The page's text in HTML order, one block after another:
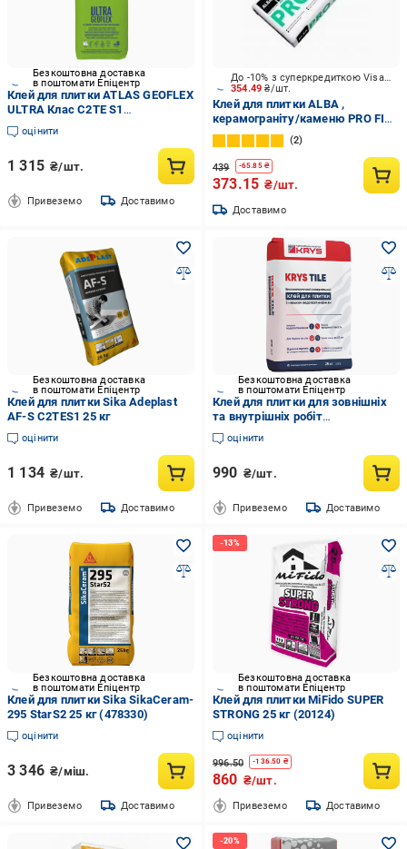
Безкоштовна доставка
в поштомати Епіцентр
Клей для плитки ATLAS GEOFLEX
ULTRA Клас C2TE S1
високоеластичний/
деформівний/гелевий 2-15 мм
оцінити
1 315 ₴/шт.
Привеземо Доставимо
354.49₴/шт.
До -10% з суперкредиткою Visa Вигода
Клей для плитки ALBA ,
керамограніту/каменю PRO FIX
25 кг
2
439 -65.85₴
373.15 ₴/шт.
Доставимо
Безкоштовна доставка
в поштомати Епіцентр
Клей для плитки Sika Adeplast
AF-S C2TES1 25 кг
оцінити
1 134 ₴/шт.
Привеземо Доставимо
Безкоштовна доставка
в поштомати Епіцентр
Клей для плитки для зовнішніх
та внутрішніх робіт
високоеластичний
морозостійкий KRYS Tile 25 кг
оцінити
990 ₴/шт.
Привеземо Доставимо
Безкоштовна доставка
в поштомати Епіцентр
Клей для плитки Sika SikaCeram-
295 StarS2 25 кг (478330)
оцінити
3 346 ₴/міш.
Привеземо Доставимо
Безкоштовна доставка
в поштомати Епіцентр
Клей для плитки MiFido SUPER
STRONG 25 кг (20124)
оцінити
996.50 -136.50 ₴
860 ₴/шт.
Привеземо Доставимо